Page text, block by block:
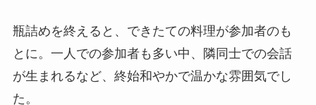
瓶詰めを終えると、できたての料理が参加者のも
とに。一人での参加者も多い中、隣同士での会話
が生まれるなど、終始和やかで温かな雰囲気でし
た。